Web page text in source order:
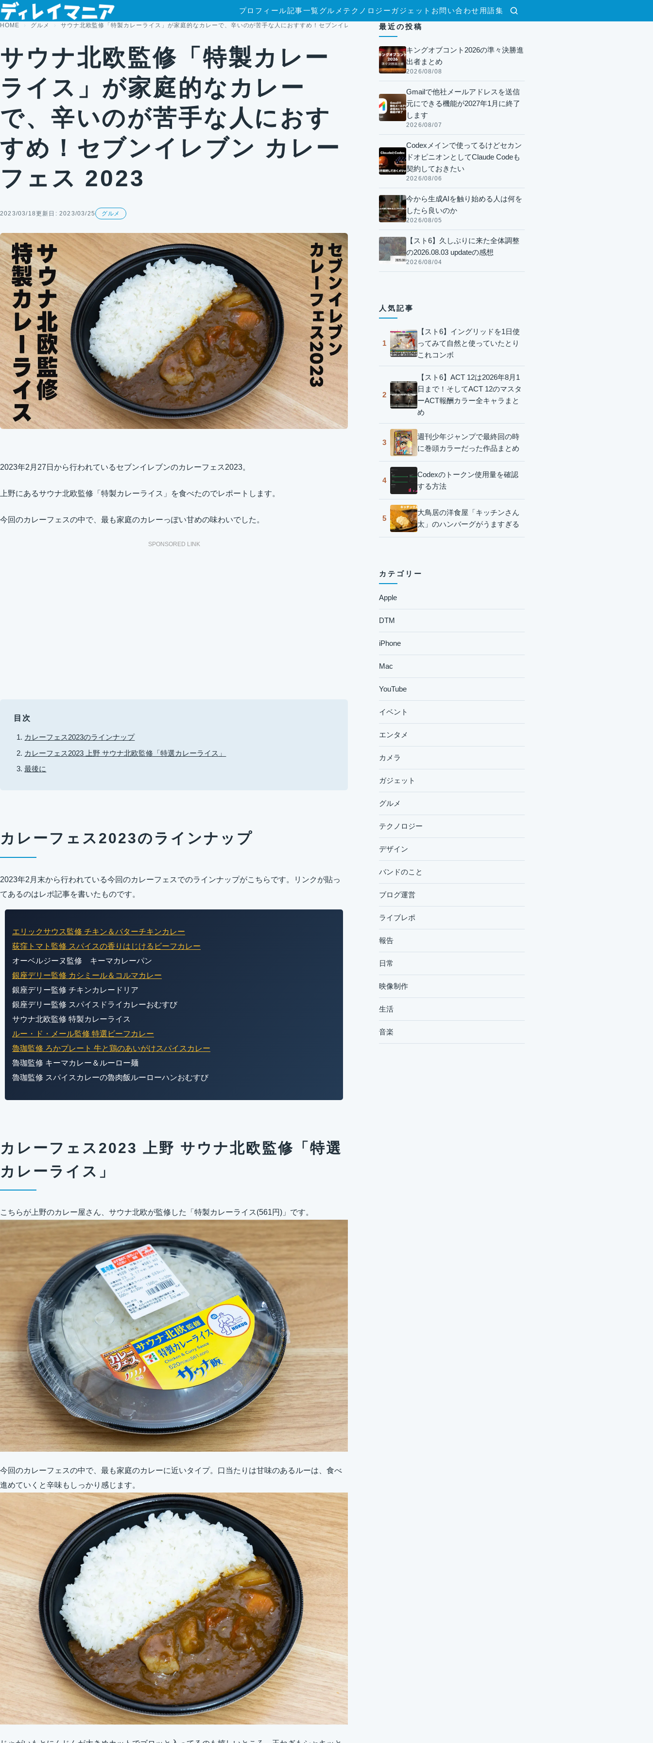
コンテンツへスキップ
検索
プロフィール記事一覧グルメ テクノロジー ガジェット お問い合わせ 用語集
HOME グルメ サウナ北欧監修「特製カレーライス」が家庭的なカレーで、辛いのが苦手な人におすすめ！セブンイレブン カレーフェス 2023
サウナ北欧監修「特製カレー
ライス」が家庭的なカレー
で、辛いのが苦手な人におす
すめ！セブンイレブン カレー
フェス 2023
2023/03/18更新日: 2023/03/25 グルメ
2023年2月27日から行われているセブンイレブンのカレーフェス2023。
上野にあるサウナ北欧監修「特製カレーライス」を食べたのでレポートします。
今回のカレーフェスの中で、最も家庭のカレーっぽい甘めの味わいでした。
SPONSORED LINK
目次
カレーフェス2023のラインナップ
カレーフェス2023 上野 サウナ北欧監修「特選カレーライス」
最後に
カレーフェス2023のラインナップ
2023年2月末から行われている今回のカレーフェスでのラインナップがこちらです。リンクが貼っ
てあるのはレポ記事を書いたものです。
エリックサウス監修 チキン＆バターチキンカレー
荻窪トマト監修 スパイスの香りはじけるビーフカレー
オーベルジーヌ監修 キーマカレーパン
銀座デリー監修 カシミール＆コルマカレー
銀座デリー監修 チキンカレードリア
銀座デリー監修 スパイスドライカレーおむすび
サウナ北欧監修 特製カレーライス
ルー・ド・メール監修 特選ビーフカレー
魯珈監修 ろかプレート 牛と鶏のあいがけスパイスカレー
魯珈監修 キーマカレー＆ルーロー麺
魯珈監修 スパイスカレーの魯肉飯ルーローハンおむすび
カレーフェス2023 上野 サウナ北欧監修「特選
カレーライス」
こちらが上野のカレー屋さん、サウナ北欧が監修した「特製カレーライス(561円)」です。
今回のカレーフェスの中で、最も家庭のカレーに近いタイプ。口当たりは甘味のあるルーは、食べ
進めていくと辛味もしっかり感じます。
最近の投稿
キングオブコント2026の準々決勝進
出者まとめ
2026/08/08
Gmailで他社メールアドレスを送信
元にできる機能が2027年1月に終了
します
2026/08/07
Codexメインで使ってるけどセカン
ドオピニオンとしてClaude Codeも
契約しておきたい
2026/08/06
今から生成AIを触り始める人は何を
したら良いのか
2026/08/05
【スト6】久しぶりに来た全体調整
の2026.08.03 updateの感想
2026/08/04
人気記事
1
【スト6】イングリッドを1日使
ってみて自然と使っていたとり
これコンボ
2
【スト6】ACT 12は2026年8月1
日まで！そしてACT 12のマスタ
ーACT報酬カラー全キャラまと
め
3
週刊少年ジャンプで最終回の時
に巻頭カラーだった作品まとめ
4
Codexのトークン使用量を確認
する方法
5
大鳥居の洋食屋「キッチンさん
太」のハンバーグがうますぎる
カテゴリー
Apple
DTM
iPhone
Mac
YouTube
イベント
エンタメ
カメラ
ガジェット
グルメ
テクノロジー
デザイン
バンドのこと
ブログ運営
ライブレポ
報告
日常
映像制作
生活
音楽